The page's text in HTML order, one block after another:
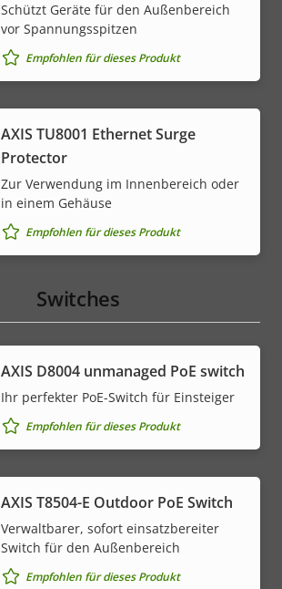
Schützt Geräte für den Außenbereich
vor Spannungsspitzen
Empfohlen für dieses Produkt
AXIS TU8001 Ethernet Surge
Protector
Zur Verwendung im Innenbereich oder
in einem Gehäuse
Empfohlen für dieses Produkt
Switches
AXIS ​D8004 unmanaged PoE switch
Ihr perfekter PoE-Switch für Einsteiger
Empfohlen für dieses Produkt
AXIS T8504-E Outdoor PoE Switch
Verwaltbarer, sofort einsatzbereiter
Switch für den Außenbereich
Empfohlen für dieses Produkt